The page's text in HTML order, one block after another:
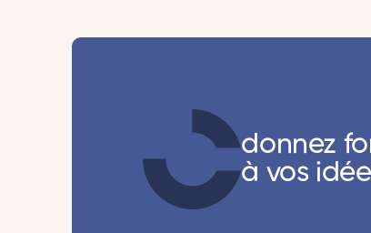
donnez
à vos